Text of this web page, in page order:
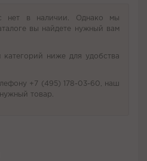
нет в наличии. Однако мы
вы найдете нужный вам
категорий ниже для удобства
+7 (495) 178-03-60, наш
товар.